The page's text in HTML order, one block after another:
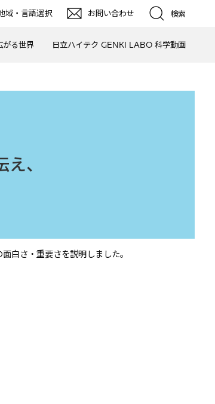
域・言語選択 お問い合わせ 検索
がる世界 日立ハイテク GENKI LABO 科学動画
、
白さ・重要さを説明しました。